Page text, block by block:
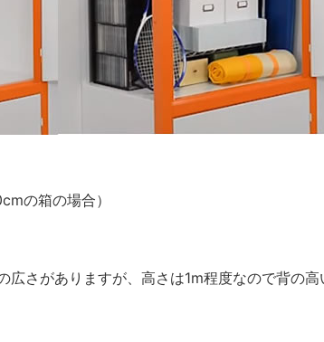
の箱の場合）
さがありますが、高さは1m程度なので背の